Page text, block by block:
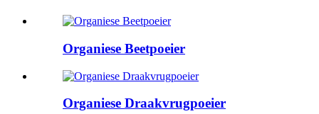
Organiese Beetpoeier
Organiese Draakvrugpoeier